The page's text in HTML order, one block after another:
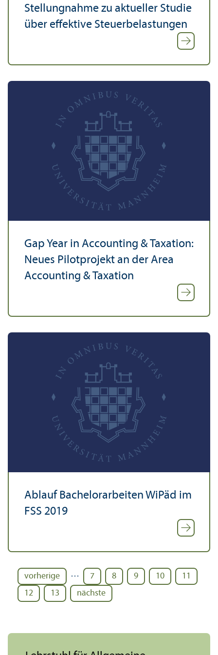
Stellungnahme zu aktueller Studie
über effektive Steuerbelastungen
Gap Year in Accounting & Taxation:
Neues Pilot­projekt an der Area
Accounting & Taxation
Ablauf Bachelor­arbeiten WiPäd im
FSS 2019
vorherige … 7 8 9 10
11
12
13 nächste